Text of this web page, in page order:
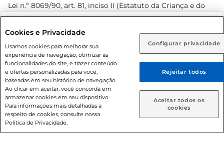
Rio de Janeiro (RJ) Goiás (GO)
Ou
Caso queira comprar online, informe como deseja receber
suas compras:
Entrega em casa Retire em Loja
Lei n.º 8069/90, art. 81, inciso II (Estatuto da Criança e do
Adolescente). Preços e condições exclusivos para o
prévio. O valor mínimo para as compras on-line é de R$
80,00.
© 2026 Copyright. Todos os direitos
reservados Prezunic.
Cookies e Privacidade
Usamos cookies para melhorar sua
experiência de navegação, otimizar as
funcionalidades do site, e trazer conteúdo
e ofertas personalizadas para você,
baseadas em seu histórico de navegação.
Ao clicar em aceitar, você concorda em
armazenar cookies em seu dispositivo.
Para informações mais detalhadas a
respeito de cookies, consulte nossa
Política de Privacidade.
Configurar privacidade
Rejeitar todos
Aceitar todos os
cookies